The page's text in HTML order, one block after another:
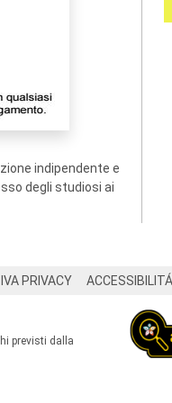
indipendente e
degli studiosi ai
PRIVACY ACCESSIBILITÁ
previsti dalla